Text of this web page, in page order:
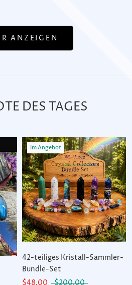
ANZEIGEN
DES TAGES
Im Angebot
42-teiliges Kristall-Sammler-
Bundle-Set
$48.00
$200.00